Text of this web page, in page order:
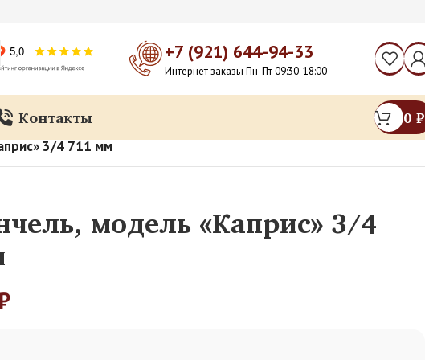
+7 (921) 644-94-33
Интернет заказы Пн-Пт 09:30-18:00
Контакты 0 ₽
3/4 711 мм
модель «Каприс» 3/4